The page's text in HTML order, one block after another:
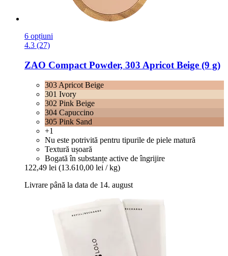
6 opțiuni
4.3 (27)
ZAO Compact Powder, 303 Apricot Beige (9 g)
303 Apricot Beige
301 Ivory
302 Pink Beige
304 Capuccino
305 Pink Sand
+1
Nu este potrivită pentru tipurile de piele matură
Textură ușoară
Bogată în substanțe active de îngrijire
122,49 lei (13.610,00 lei / kg)
Livrare până la data de 14. august